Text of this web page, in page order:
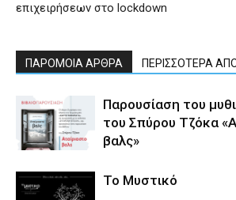
επιχειρήσεων στο lockdown
ΠΑΡΟΜΟΙΑ ΑΡΘΡΑ ΠΕΡΙΣΣΟΤΕΡΑ
Παρουσίαση του
του Σπύρου Τζόκα
βαλς»
Το Μυστικό